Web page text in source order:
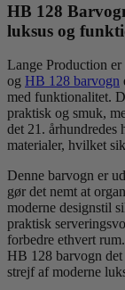
HB 128
luksus og
Lange Production
og HB 128 barvogn
med funktionalitet.
praktisk og smuk,
det 21. århundredes
materialer, hvilket
Denne barvogn er
gør det nemt at
moderne designstil
praktisk
forbedre ethvert
HB 128 barvogn
strejf af moderne